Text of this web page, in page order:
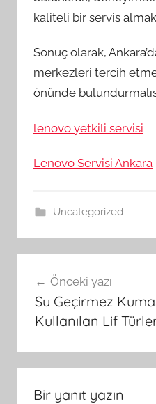
kaliteli bir servis almak,
Sonuç olarak,
merkezleri tercih
önünde
lenovo yetkili servisi
Lenovo Servisi Ankara
Uncategorized
gezinmesi
Önceki yazı
Su Geçirmez
Kullanılan Lif
Bir yanıt yazın